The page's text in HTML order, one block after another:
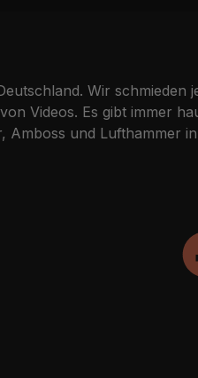
Wir
Videos. Es gibt immer
Amboss und Lufthammer